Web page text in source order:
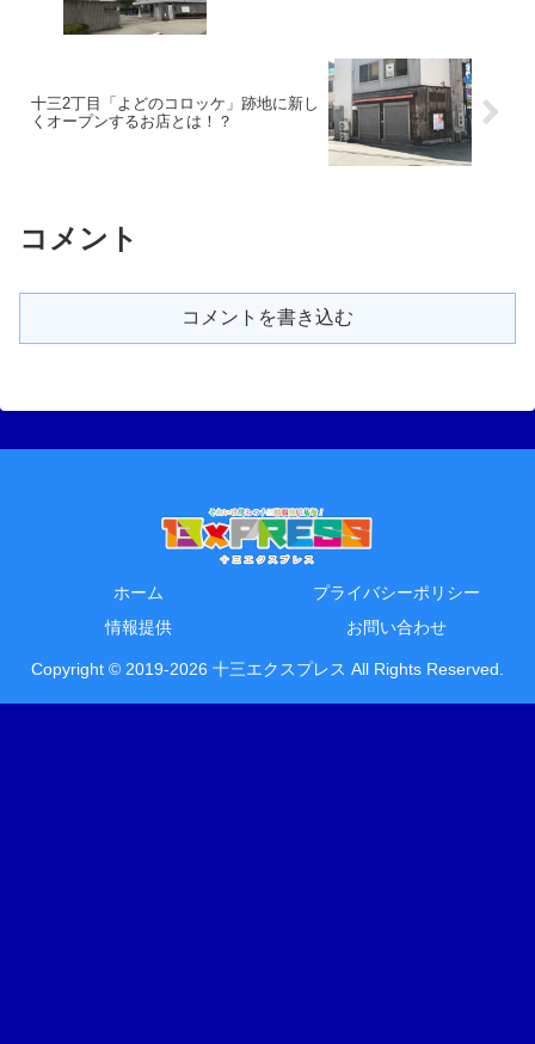
十三2丁目「よどのコロッケ」跡地に新し
くオープンするお店とは！？
コメント
コメントを書き込む
ホーム
プライバシーポリシー
情報提供
お問い合わせ
Copyright © 2019-2026 十三エクスプレス All Rights Reserved.